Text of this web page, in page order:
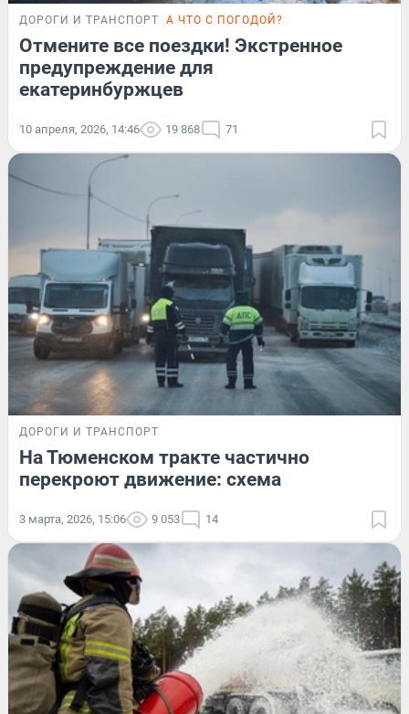
ДОРОГИ И ТРАНСПОРТ А ЧТО С ПОГОДОЙ?
Отмените все поездки! Экстренное
предупреждение для
екатеринбуржцев
10 апреля, 2026, 14:46 19 868 71
ДОРОГИ И ТРАНСПОРТ
На Тюменском тракте частично
перекроют движение: схема
3 марта, 2026, 15:06 9 053 14